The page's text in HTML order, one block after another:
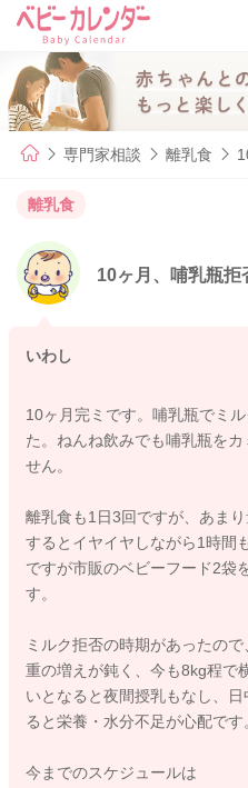
専門家相談 離乳食
離乳食
10ヶ月、哺乳瓶拒
いわし
10ヶ月完ミです。哺乳瓶でミ
た。ねんね飲みでも哺乳瓶を
せん。
離乳食も1日3回ですが、あま
するとイヤイヤしながら1時間
ですが市販のベビーフード2袋
す。
ミルク拒否の時期があったの
重の増えが鈍く、今も8kg程で
いとなると夜間授乳もなし、
ると栄養・水分不足が心配です
今までのスケジュールは